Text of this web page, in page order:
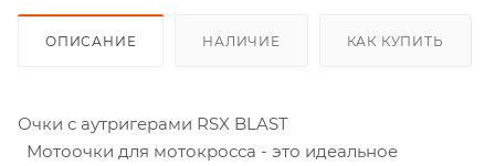
ОПИСАНИЕ НАЛИЧИЕ КАК КУПИТЬ
Очки с аутригерами RSX BLAST
Мотоочки для мотокросса - это идеальное